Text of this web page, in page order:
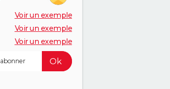
Voir un exemple
Voir un exemple
Voir un exemple